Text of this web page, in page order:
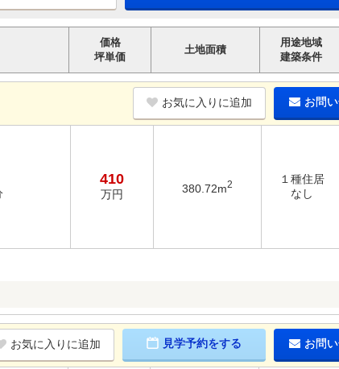
価格
坪単価
土地面積
用途地域
建築条件
お気に入りに追加 お問
410
万円 380.72m2
１種住居
なし
お気に入りに追加 見学予約をする お問